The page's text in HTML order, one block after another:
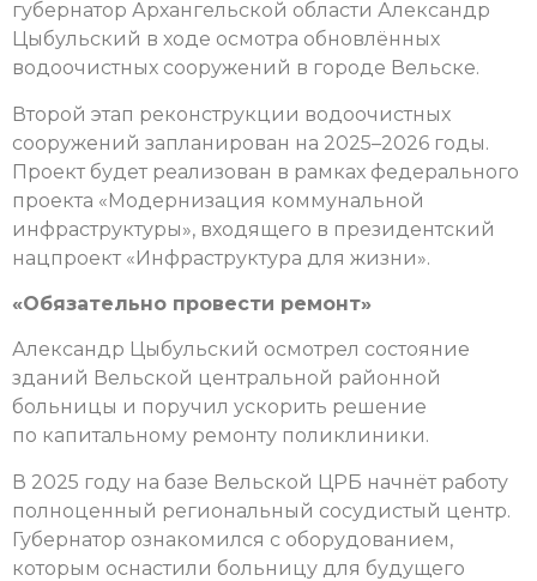
губернатор Архангельской области Александр
Цыбульский в ходе осмотра обновлённых
водоочистных сооружений в городе Вельске.
Второй этап реконструкции водоочистных
сооружений запланирован на 2025–2026 годы.
Проект будет реализован в рамках федерального
проекта «Модернизация коммунальной
инфраструктуры», входящего в президентский
нацпроект «Инфраструктура для жизни».
«Обязательно провести ремонт»
Александр Цыбульский осмотрел состояние
зданий Вельской центральной районной
больницы и поручил ускорить решение
по капитальному ремонту поликлиники.
В 2025 году на базе Вельской ЦРБ нач­нёт работу
полноценный региональный сосудистый центр.
Губернатор ознакомился с оборудованием,
которым оснастили больницу для будущего